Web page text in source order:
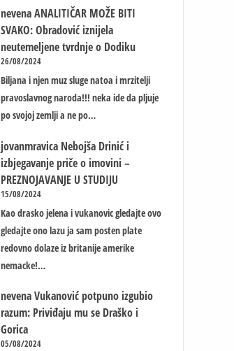
nevena ANALITIČAR MOŽE BITI
SVAKO: Obradović iznijela
neutemeljene tvrdnje o Dodiku
26/08/2024
Biljana i njen muz sluge natoa i mrzitelji
pravoslavnog naroda!!! neka ide da pljuje
po svojoj zemlji a ne po…
jovanmravica Nebojša Drinić i
izbjegavanje priče o imovini –
PREZNOJAVANJE U STUDIJU
15/08/2024
Kao drasko jelena i vukanovic gledajte ovo
gledajte ono lazu ja sam posten plate
redovno dolaze iz britanije amerike
nemacke!…
nevena Vukanović potpuno izgubio
razum: Priviđaju mu se Draško i
Gorica
05/08/2024